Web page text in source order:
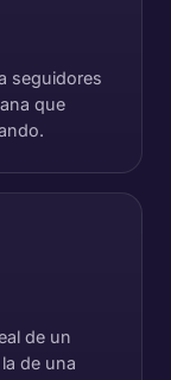
seguidores
que
de un
de una